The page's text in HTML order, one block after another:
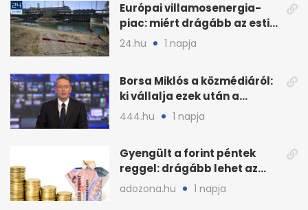
Európai villamosenergia-
piac: miért drágább az esti
áram Magyarországon
24.hu 1 napja
Borsa Miklós a közmédiáról:
ki vállalja ezek után a
munkát?
444.hu 1 napja
Gyengült a forint péntek
reggel: drágább lehet az
euró és a dollár
adozona.hu 1 napja